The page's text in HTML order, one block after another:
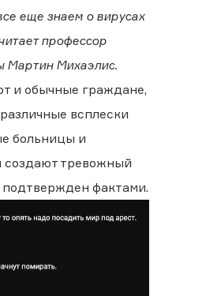
еще знаем о вирусах
профессор
Мартин Михаэлис.
и обычные граждане,
всплески
больницы и
создают тревожный
фактами.